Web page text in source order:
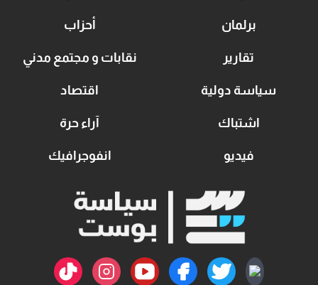
برلمان أحزاب
تقارير نقابات و مجتمع مدني
سياسة دولية اقتصاد
اشتباك آراء حرة
فيديو انفوجرافيك